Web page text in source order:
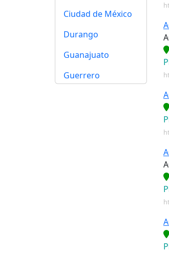
Ciudad de México
Durango
Guanajuato
Guerrero